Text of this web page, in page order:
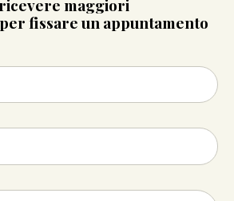
maggiori
fissare un appuntamento